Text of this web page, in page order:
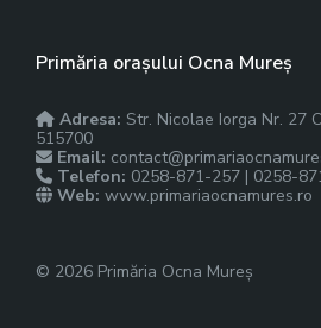
Primăria orașului Ocna Mureș
Adresa: Str. Nicolae Iorga Nr. 27
515700
Email:
Telefon: 0258-871-257 | 0258-
Web: www.primariaocnamures.ro
© 2026 Primăria Ocna Mureș